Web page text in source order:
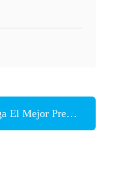
El Mejor Precio